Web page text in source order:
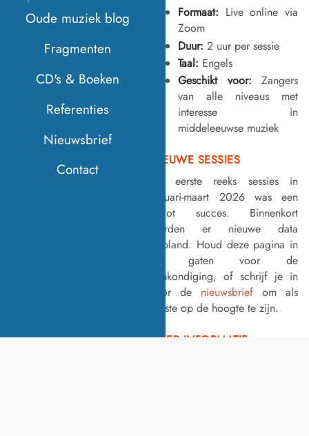
Oude muziek blog
Fragmenten
CD's & Boeken
Referenties
Nieuwsbrief
Contact
Formaat: Live online via
Zoom
Duur: 2 uur per sessie
Taal: Engels
Geschikt voor: Zangers
van alle niveaus met
interesse in
middeleeuwse muziek
NIEUWE SESSIES
De eerste reeks sessies in
januari-maart 2026 was een
groot succes. Binnenkort
worden er nieuwe data
gepland. Houd deze pagina in
de gaten voor de
aankondiging, of schrijf je in
voor de nieuwsbrief om als
eerste op de hoogte te zijn.
MEER INFORMATIE